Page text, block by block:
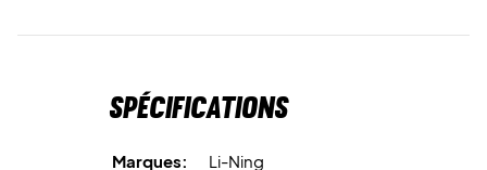
Spécifications
Marques:
Li-Ning